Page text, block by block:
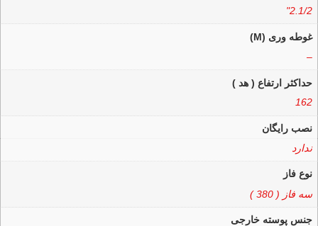
2.1/2"
غوطه وری (M)
–
حداکثر ارتفاع ( هد )
162
نصب رایگان
ندارد
نوع فاز
سه فاز ( 380 )
جنس پوسته خارجی